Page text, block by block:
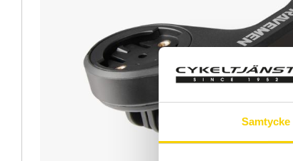
Samtycke